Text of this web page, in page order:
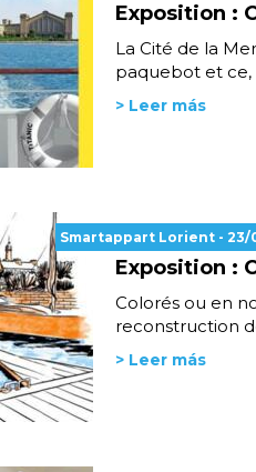
Exposition :
La Cité de la
paquebot et ce,
> Leer más
Smartappart Lorient - 23/
Exposition :
Colorés ou en
reconstruction
> Leer más